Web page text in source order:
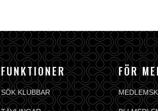
FUNKTIONER
SÖK KLUBBAR
FÖR